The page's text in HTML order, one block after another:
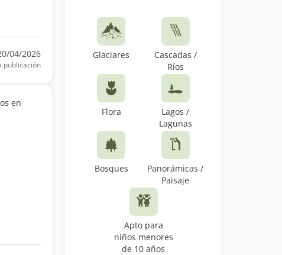
Glaciares
Cascadas /
Ríos
Flora
Lagos /
Lagunas
Bosques
Panorámicas /
Paisaje
Apto para
niños menores
de 10 años
04/2026
publicación
en